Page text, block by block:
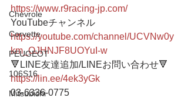
Chevrole
Corvette
PEUGEOT
106S16
Mitsubishi
https://www.r9racing-jp.com/
YouTubeチャンネル
https://youtube.com/channel/UCVNw0y
km_OJHNJF8UOYuI-w
🔻LINE友達追加/LINEお問い合わせ🔻
https://lin.ee/4ek3yGk
03-6336-0775